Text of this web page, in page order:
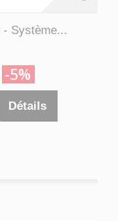
- Système...
-5%
Détails